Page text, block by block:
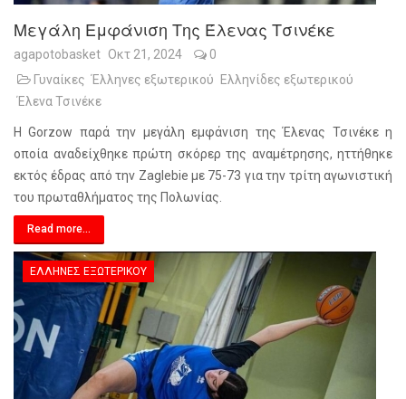
Μεγάλη Εμφάνιση Της Έλενας Τσινέκε
agapotobasket Οκτ 21, 2024
0
Γυναίκες Έλληνες εξωτερικού
Ελληνίδες εξωτερικού
Έλενα Τσινέκε
Η Gorzow παρά την μεγάλη εμφάνιση της Έλενας Τσινέκε η
οποία αναδείχθηκε πρώτη σκόρερ της αναμέτρησης, ηττήθηκε
εκτός έδρας από την Zaglebie με 75-73 για την τρίτη αγωνιστική
του πρωταθλήματος της Πολωνίας.
Read more...
ΈΛΛΗΝΕΣ ΕΞΩΤΕΡΙΚΟΎ